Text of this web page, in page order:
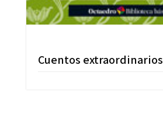
Cuentos extraordinarios